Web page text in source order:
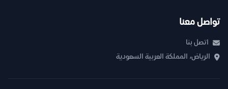
تواصل معنا
اتصل بنا
الرياض، المملكة العربية السعودية